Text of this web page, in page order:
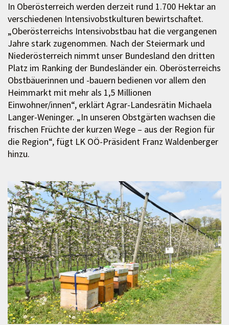
In Oberösterreich werden derzeit rund 1.700 Hektar an
verschiedenen Intensivobstkulturen bewirtschaftet.
„Oberösterreichs Intensivobstbau hat die vergangenen
Jahre stark zugenommen. Nach der Steiermark und
Niederösterreich nimmt unser Bundesland den dritten
Platz im Ranking der Bundesländer ein. Oberösterreichs
Obstbäuerinnen und -bauern bedienen vor allem den
Heimmarkt mit mehr als 1,5 Millionen
Einwohner/innen“, erklärt Agrar-Landesrätin Michaela
Langer-Weninger. „In unseren Obstgärten wachsen die
frischen Früchte der kurzen Wege – aus der Region für
die Region“, fügt LK OÖ-Präsident Franz Waldenberger
hinzu.